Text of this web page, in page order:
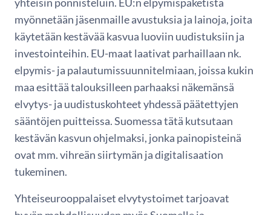
myönnetään jäsenmaille avustuksia ja lainoja, joita
käytetään kestävää kasvua luoviin uudistuksiin ja
investointeihin. EU-maat laativat parhaillaan nk.
elpymis- ja palautumissuunnitelmiaan, joissa kukin
maa esittää talouksilleen parhaaksi näkemänsä
elvytys- ja uudistuskohteet yhdessä päätettyjen
sääntöjen puitteissa. Suomessa tätä kutsutaan
kestävän kasvun ohjelmaksi, jonka painopisteinä
ovat mm. vihreän siirtymän ja digitalisaation
tukeminen.
Yhteiseurooppalaiset elvytystoimet tarjoavat